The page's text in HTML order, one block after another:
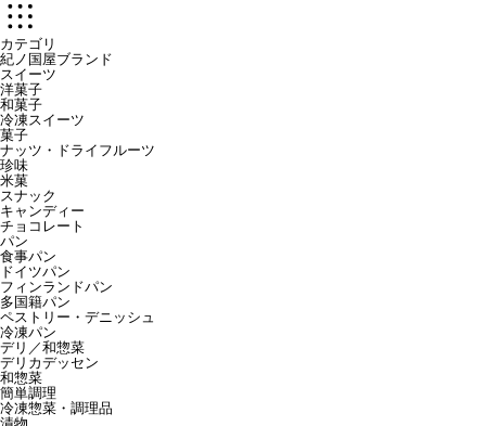
カテゴリ
紀ノ国屋ブランド
スイーツ
洋菓子
和菓子
冷凍スイーツ
菓子
ナッツ・ドライフルーツ
珍味
米菓
スナック
キャンディー
チョコレート
パン
食事パン
ドイツパン
フィンランドパン
多国籍パン
ペストリー・デニッシュ
冷凍パン
デリ／和惣菜
デリカデッセン
和惣菜
簡単調理
冷凍惣菜・調理品